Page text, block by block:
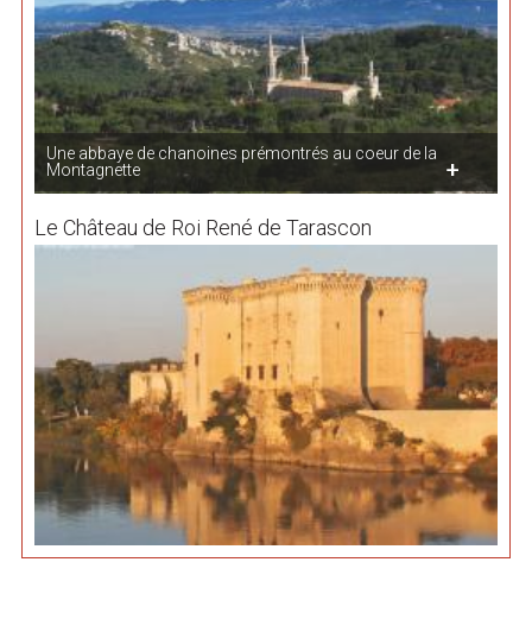
Une abbaye de chanoines prémontrés au coeur de la
Montagnette
Le Château de Roi René de Tarascon